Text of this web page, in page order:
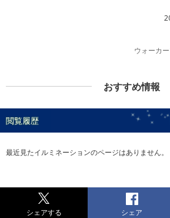
ウォーカ
おすすめ情報
閲覧履歴
最近見たイルミネーションのページはありません。
シェアする シェア